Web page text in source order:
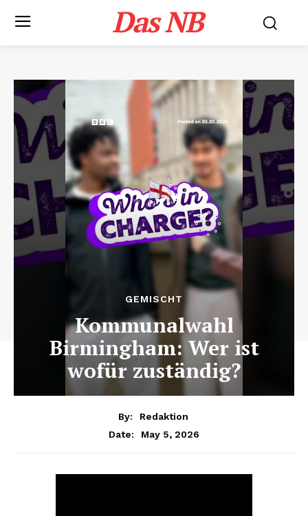
Das NB
GEMISCHT
Kommunalwahl
Birmingham: Wer ist
wofür zuständig?
By:
Redaktion
Date:
May 5, 2026